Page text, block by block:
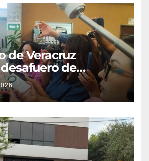
de Veracruz
de
Ixhuatlán del
Úrsulo Galván